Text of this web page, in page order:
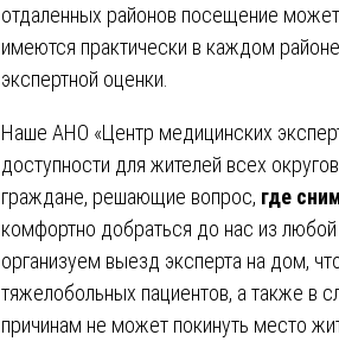
отдаленных районов посещение
имеются практически в каждом
экспертной оценки.
Наше АНО «Центр медицинских
доступности для жителей всех
граждане, решающие вопрос, где
комфортно добраться до нас из
организуем выезд эксперта на дом,
тяжелобольных пациентов, а также в
причинам не может покинуть место